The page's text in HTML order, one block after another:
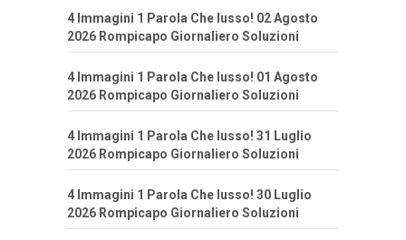
4 Immagini 1 Parola Che lusso! 02 Agosto
2026 Rompicapo Giornaliero Soluzioni
4 Immagini 1 Parola Che lusso! 01 Agosto
2026 Rompicapo Giornaliero Soluzioni
4 Immagini 1 Parola Che lusso! 31 Luglio
2026 Rompicapo Giornaliero Soluzioni
4 Immagini 1 Parola Che lusso! 30 Luglio
2026 Rompicapo Giornaliero Soluzioni